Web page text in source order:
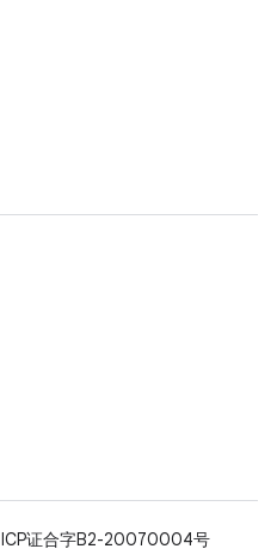
ICP证合字B2-20070004号